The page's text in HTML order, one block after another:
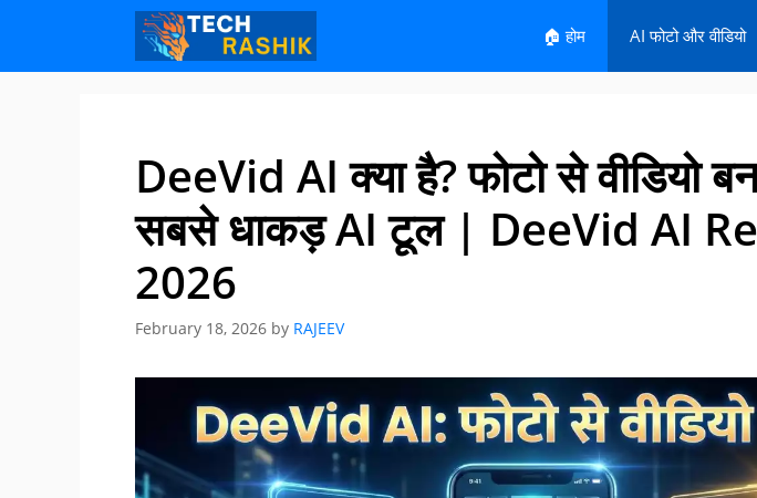
content
content
🏠 होम AI फोटो और वीडियो
DeeVid AI क्या है? फोटो से वीडियो
सबसे धाकड़ AI टूल | DeeVid AI
2026
February 18, 2026 by RAJEEV